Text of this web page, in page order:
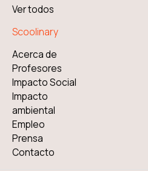
Ver todos
Scoolinary
Acerca de
Profesores
Impacto Social
Impacto
ambiental
Empleo
Prensa
Contacto